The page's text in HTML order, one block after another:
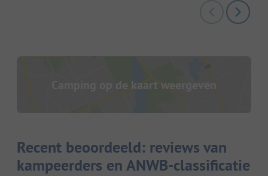
Camping op de kaart weergeven
Recent beoordeeld: reviews van
kampeerders en ANWB-classificatie